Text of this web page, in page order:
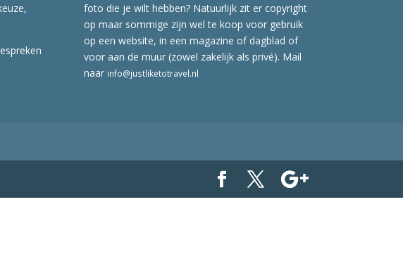
foto die je wilt hebben? Natuurlijk zit er copyright
op maar sommige zijn wel te koop voor gebruik
op een website, in een magazine of dagblad of
voor aan de muur (zowel zakelijk als privé). Mail
naar info@justliketotravel.nl